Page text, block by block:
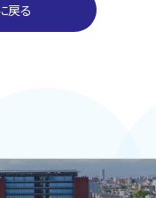
戻る